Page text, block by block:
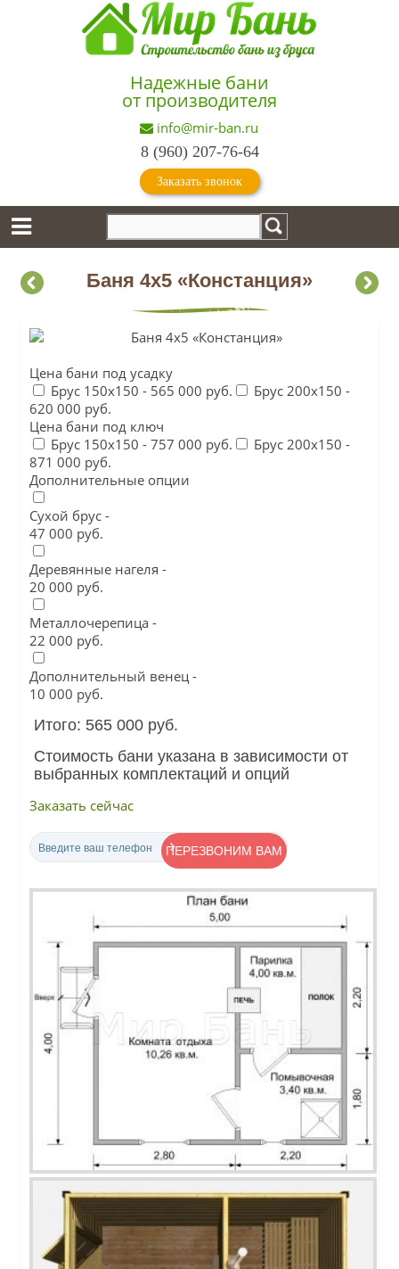
Надежные бани
от производителя
info@mir-ban.ru
8 (960) 207-76-64
Заказать звонок
Баня 4х5 «Констанция»
Цена бани под усадку
Брус 150х150 - 565 000 руб.
Брус 200х150 -
620 000 руб.
Цена бани под ключ
Брус 150х150 -757 000 руб.
Брус 200х150 -
871 000 руб.
Дополнительные опции
Сухой брус -
47 000 руб.
Деревянные нагеля -
20 000 руб.
Металлочерепица -
22 000 руб.
Дополнительный венец -
10 000 руб.
Итого: 565 000 руб.
Стоимость бани указана в зависимости от
выбранных комплектаций и опций
Заказать сейчас